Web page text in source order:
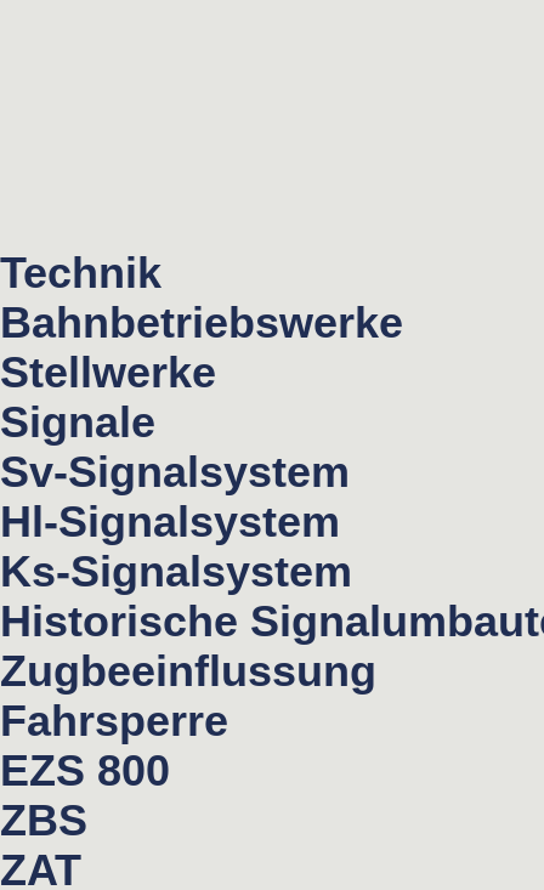
Technik
Bahnbetriebswerke
Stellwerke
Signale
Sv-Signalsystem
Hl-Signalsystem
Ks-Signalsystem
Historische
Zugbeeinflussung
Fahrsperre
EZS 800
ZBS
ZAT